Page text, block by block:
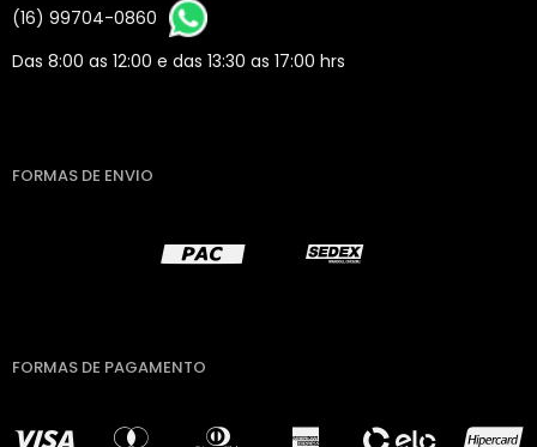
(16) 99704-0860
Das 8:00 as 12:00 e das 13:30 as 17:00 hrs
FORMAS DE ENVIO
FORMAS DE PAGAMENTO